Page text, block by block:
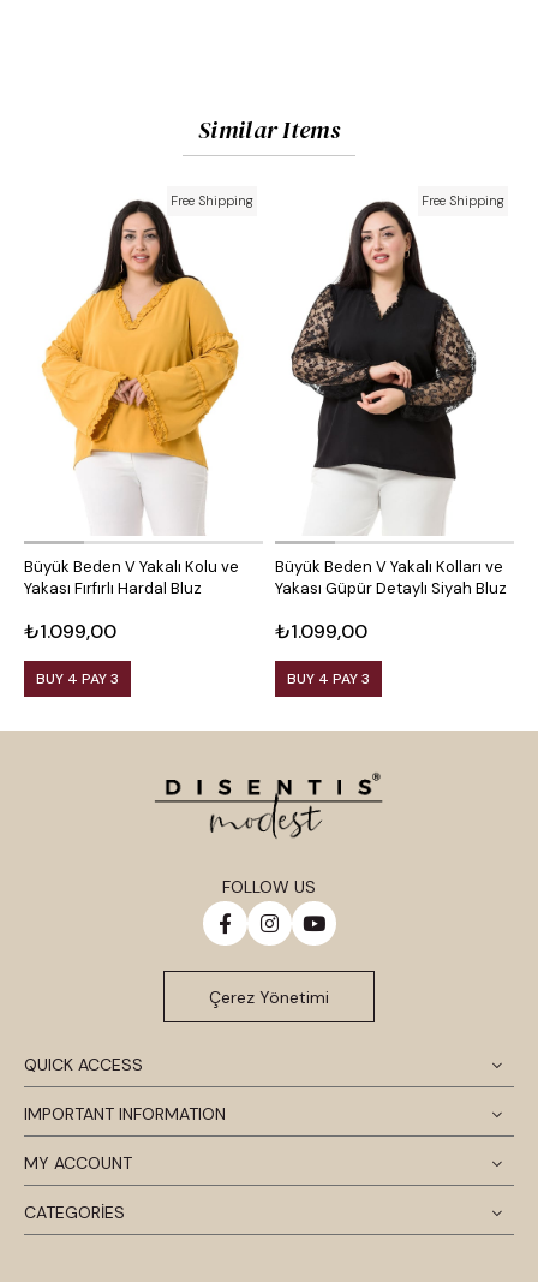
Similar Items
Büyük Beden V Yakalı Kolu ve
Yakası Fırfırlı Hardal Bluz
₺1.099,00
BUY 4 PAY 3
Free Shipping
Büyük Beden V Yakalı Kolları ve
Yakası Güpür Detaylı Siyah Bluz
₺1.099,00
BUY 4 PAY 3
Free Shipping
QUICK ACCESS
IMPORTANT INFORMATION
MY ACCOUNT
CATEGORİES
FOLLOW US
Çerez Yönetimi